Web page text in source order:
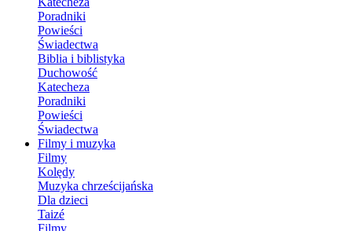
Poradniki
Powieści
Świadectwa
Biblia i biblistyka
Duchowość
Katecheza
Poradniki
Powieści
Świadectwa
Filmy i muzyka
Filmy
Kolędy
Muzyka chrześcijańska
Dla dzieci
Taizé
Filmy